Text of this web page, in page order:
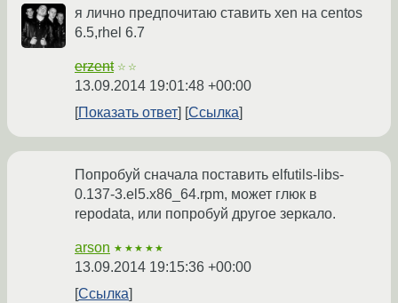
я лично предпочитаю ставить xen на centos
6.5,rhel 6.7
erzent ☆☆
13.09.2014 19:01:48 +00:00
Показать ответ
Ссылка
Попробуй сначала поставить elfutils-libs-
0.137-3.el5.x86_64.rpm, может глюк в
repodata, или попробуй другое зеркало.
arson ★★★★★
13.09.2014 19:15:36 +00:00
Ссылка